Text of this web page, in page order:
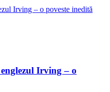
Irving – o